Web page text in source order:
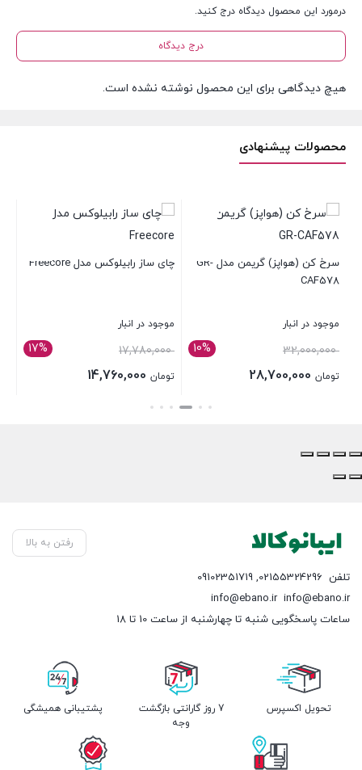
درمورد این محصول دیدگاه درج کنید.
درج دیدگاه
هیچ دیدگاهی برای این محصول نوشته نشده است.
محصولات پیشنهادی
سرخ کن (هواپز) گریمن مدل GR-
CAF578
موجود در انبار
10% 32,000,000
قیمت
اصلی:
تومان
چای ساز رابیلوکس مدل Freecore
موجود در انبار
17% 17,780,000
قیمت
اصلی:
تومان
بستن
رفتن به بالا
تلفن 02155324296
,
09102351719
info@ebano.ir
info@ebano.ir
ساعات پاسخگویی شنبه تا چهارشنبه از ساعت 10 تا 18
تحویل اکسپرس
7 روز گارانتی بازگشت
وجه
پشتیبانی همیشگی